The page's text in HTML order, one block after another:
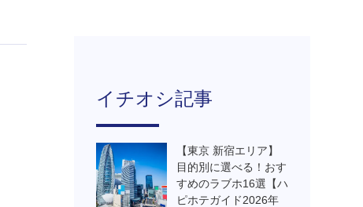
イチオシ記事
【東京 新宿エリア】
目的別に選べる！おす
すめのラブホ16選【ハ
ピホテガイド2026年